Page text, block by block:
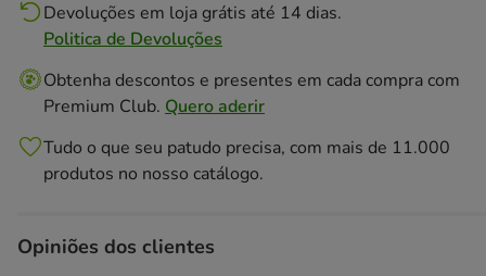
Devoluções em loja grátis até 14 dias.
Politica de Devoluções
Obtenha descontos e presentes em cada compra com
Premium Club. Quero aderir
Tudo o que seu patudo precisa, com mais de 11.000
produtos no nosso catálogo.
Opiniões dos clientes